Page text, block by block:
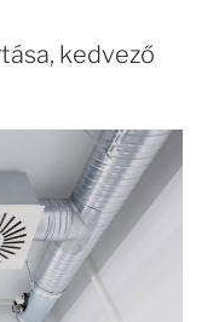
kedvező